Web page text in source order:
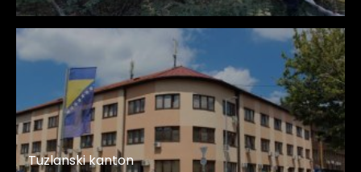
Tuzlanski kanton